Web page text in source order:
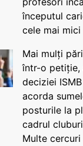
începutul
cele mai mici
Mai mulți
într-o petiție,
deciziei
acorda
posturile la
cadrul
Multe